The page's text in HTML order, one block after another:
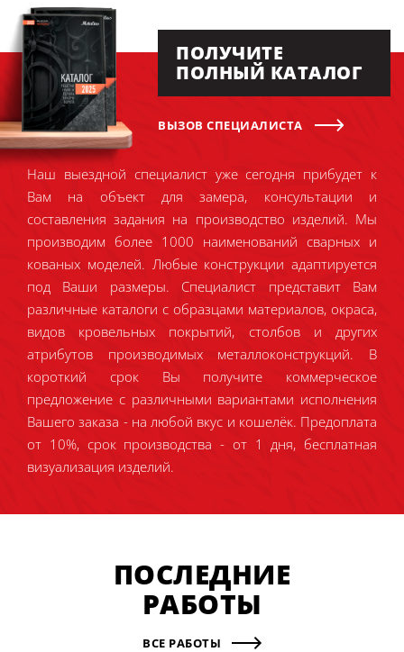
ПОЛУЧИТЕ
ПОЛНЫЙ КАТАЛОГ
ВЫЗОВ СПЕЦИАЛИСТА
Наш выездной специалист уже сегодня прибудет к
Вам на объект для замера, консультации и
составления задания на производство изделий. Мы
производим более 1000 наименований сварных и
кованых моделей. Любые конструкции адаптируется
под Ваши размеры. Специалист представит Вам
различные каталоги с образцами материалов, окраса,
видов кровельных покрытий, столбов и других
атрибутов производимых металлоконструкций. В
короткий срок Вы получите коммерческое
предложение с различными вариантами исполнения
Вашего заказа - на любой вкус и кошелёк. Предоплата
от 10%, срок производства - от 1 дня, бесплатная
визуализация изделий.
ПОСЛЕДНИЕ
РАБОТЫ
ВСЕ РАБОТЫ